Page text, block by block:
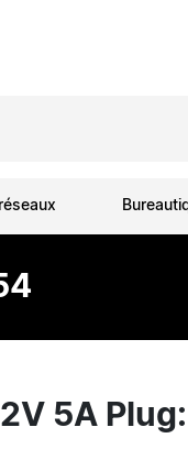
5A